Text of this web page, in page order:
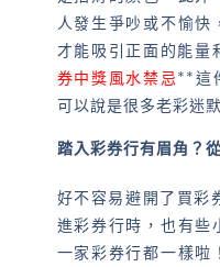
人發生爭吵或不愉快
才能吸引正面的能
券中獎風水禁忌**這
可以說是很多老彩迷
踏入彩券行有眉角？
好不容易避開了買
進彩券行時，也有些
一家彩券行都一樣啦